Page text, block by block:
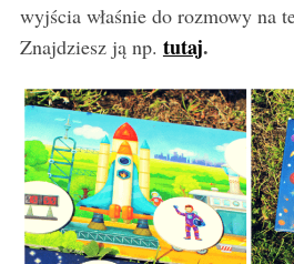
wyjścia właśnie do rozmowy na
Znajdziesz ją np. tutaj.